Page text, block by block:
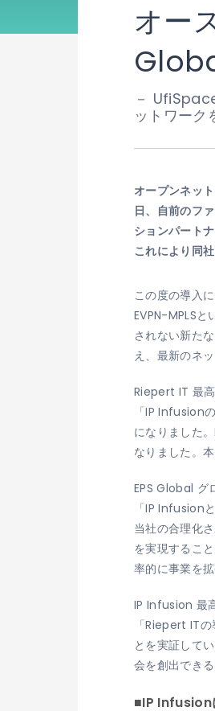
オー
－
ットワーク
オープンネッ
日、自前のフ
ションパート
これにより同
この度の導入
EVPN-MPLS
されない新た
え、最新のネ
Riepert IT 最
「IP Infusion
になりました
なりました。
EPS Global グ
「IP Infusion
当社の合理化
を実現するこ
率的に事業を
IP Infusion 最
「Riepert IT
とを実証して
会を創出でき
■IP Infusion